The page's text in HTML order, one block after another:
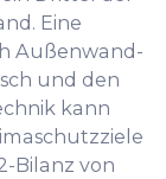
Eine
Außenwand-
und den
kann
Bilanz von